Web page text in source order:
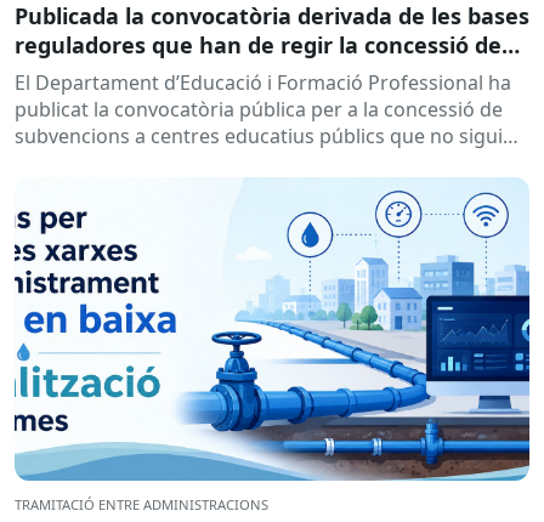
Publicada la convocatòria derivada de les bases
reguladores que han de regir la concessió de
subvencions a centres educatius, per al
desenvolupament de programes de formació i
inserció, durant el curs 2026-2027
El Departament d’Educació i Formació Professional ha
publicat la convocatòria pública per a la concessió de
subvencions a centres educatius públics que no siguin
TRAMITACIÓ ENTRE ADMINISTRACIONS